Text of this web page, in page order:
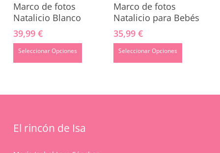
No hay productos en el carrito.
Marco de fotos
Natalicio Blanco
39,99 €
Seleccionar Opciones
Marco de fotos
Natalicio para Bebés
35,99€
Seleccionar Opciones
El rincón de Isa